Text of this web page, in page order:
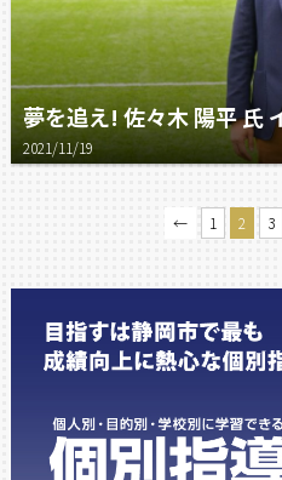
夢を追え! 佐々木 陽平 氏
2021/11/19
← 1 2 3